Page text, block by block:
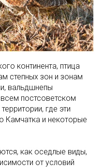
континента, птица
степных зон и зонам
вальдшнепы
постсоветском
где эти
Камчатка и некоторые
как оседлые виды,
от условий